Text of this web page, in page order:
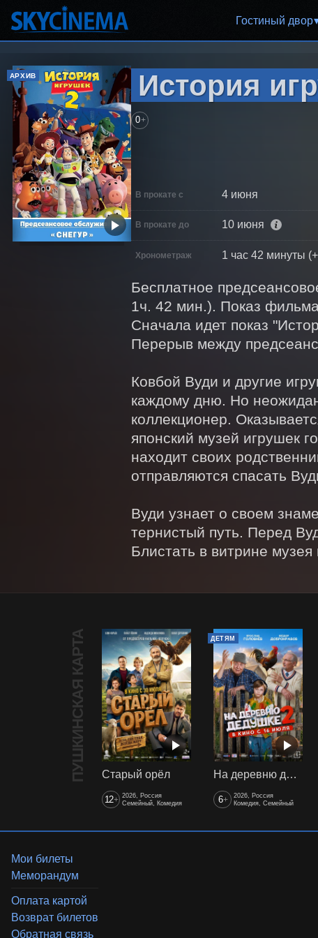
Гостиный двор
АРХИВ История
0+
В прокате с 4 июня
В прокате до 10 июня
Хронометраж 1 час 42 минуты
Бесплатное
1ч. 42 мин.). Показ
Сначала идет показ
Перерыв между
Ковбой Вуди и другие
каждому дню. Но
коллекционер.
японский музей игрушек
находит своих
отправляются спасать
Вуди узнает о своем
тернистый путь. Перед
Блистать в витрине
ПУШКИНСКАЯ КАРТА Старый орёл
12+ 2026, Россия
Семейный, Комедия
ДЕТЯМ
На деревню дедушке 2
6+
2026, Россия
Комедия, Семейный
Мои билеты
Меморандум
Оплата картой
Возврат билетов
Обратная связь